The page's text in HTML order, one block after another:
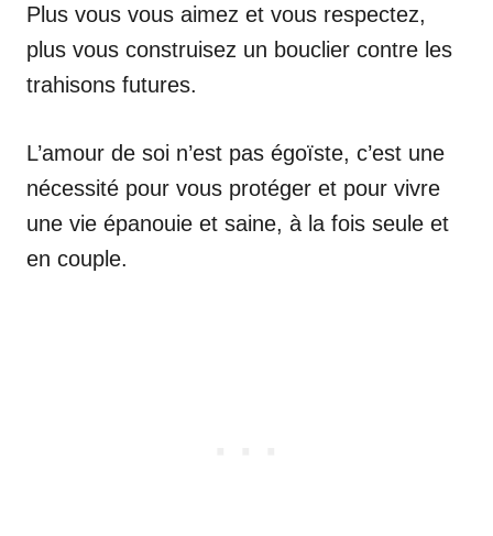
Plus vous vous aimez et vous respectez,
plus vous construisez un bouclier contre les
trahisons futures.
L’amour de soi n’est pas égoïste, c’est une
nécessité pour vous protéger et pour vivre
une vie épanouie et saine, à la fois seule et
en couple.